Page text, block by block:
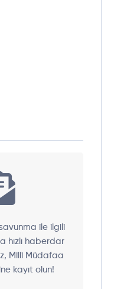
ile ilgili
hızlı haberdar
Milli Müdafaa
kayıt olun!